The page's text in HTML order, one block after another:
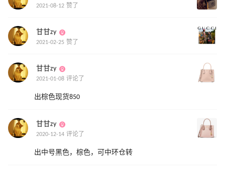
2021-08-12 赞了
甘甘zy
2021-02-25 赞了
甘甘zy
2021-01-08 评论了
出棕色现货850
甘甘zy
2020-12-14 评论了
出中号黑色，棕色，可中环仓转